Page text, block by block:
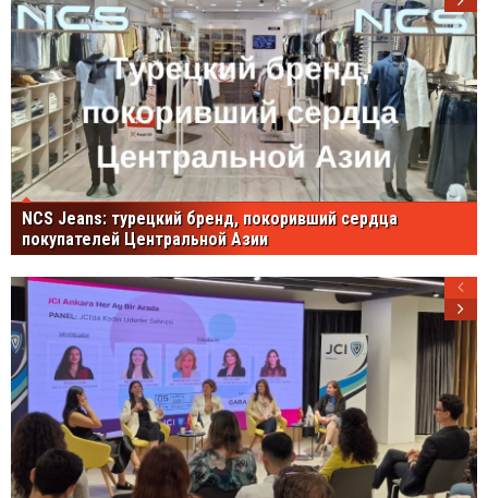
NCS Jeans: турецкий бренд, покоривший сердца
покупателей Центральной Азии